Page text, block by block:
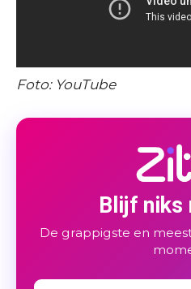
Foto: YouTube
Blijf niks
De grappigste en